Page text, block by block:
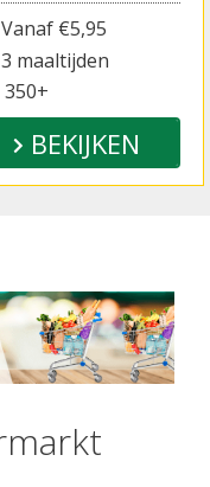
Vanaf €5,95
maaltijden
350+
BEKIJKEN